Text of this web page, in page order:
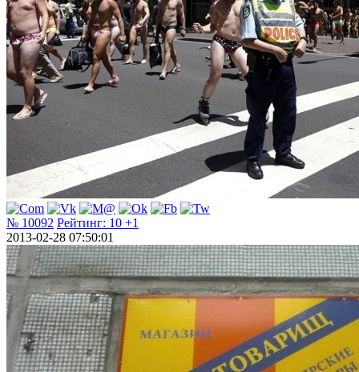
№ 10092 Рейтинг: 10 +1
2013-02-28 07:50:01